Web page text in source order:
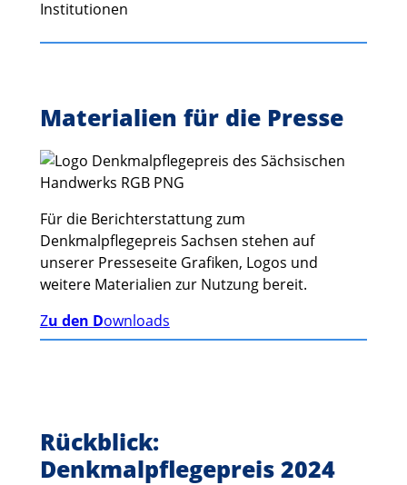
Institutionen
Materialien für die Presse
Für die Berichterstattung zum
Denkmalpflegepreis Sachsen stehen auf
unserer Presseseite Grafiken, Logos und
weitere Materialien zur Nutzung bereit.
Zu den Downloads
Rückblick:
Denkmalpflegepreis 2024